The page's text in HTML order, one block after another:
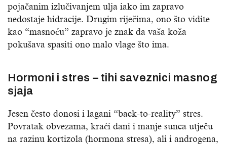
pojačanim izlučivanjem ulja iako im zapravo
nedostaje hidracije. Drugim riječima, ono što vidite
kao “masnoću” zapravo je znak da vaša koža
pokušava spasiti ono malo vlage što ima.
Hormoni i stres – tihi saveznici masnog
sjaja
Jesen često donosi i lagani “back-to-reality” stres.
Povratak obvezama, kraći dani i manje sunca utječu
na razinu kortizola (hormona stresa), ali i androgena,